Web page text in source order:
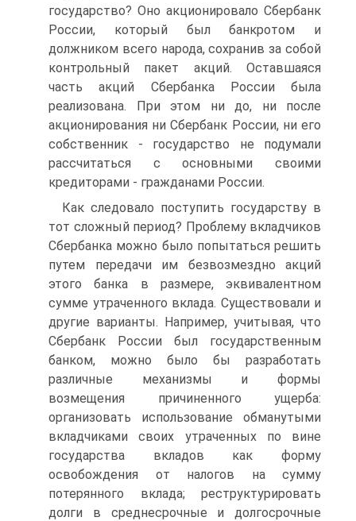
государство? Оно акционировало Сбербанк
России, который был банкротом и
должником всего народа, сохранив за собой
контрольный пакет акций. Оставшаяся
часть акций Сбербанка России была
реализована. При этом ни до, ни после
акционирования ни Сбербанк России, ни его
собственник - государство не подумали
рассчитаться с основными своими
кредиторами - гражданами России.
Как следовало поступить государству в
тот сложный период? Проблему вкладчиков
Сбербанка можно было попытаться решить
путем передачи им безвозмездно акций
этого банка в размере, эквивалентном
сумме утраченного вклада. Существовали и
другие варианты. Например, учитывая, что
Сбербанк России был государственным
банком, можно было бы разработать
различные механизмы и формы
возмещения причиненного ущерба:
организовать использование обманутыми
вкладчиками своих утраченных по вине
государства вкладов как форму
освобождения от налогов на сумму
потерянного вклада; реструктурировать
долги в среднесрочные и долгосрочные